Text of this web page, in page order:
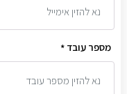
מספר עובד *